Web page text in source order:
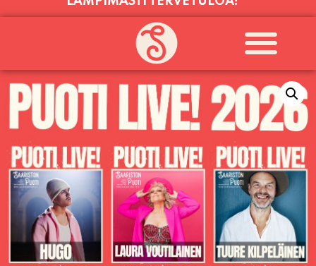
PALVELEMME TÄNÄÄN:
PERJANTAI11:00 - 21:00